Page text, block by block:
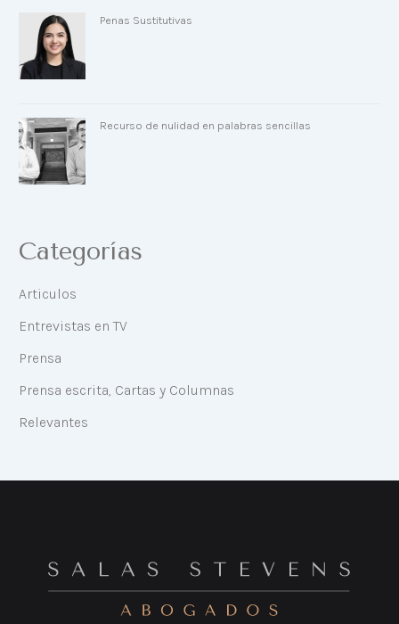
Penas Sustitutivas
Recurso de nulidad en palabras sencillas
Categorías
Articulos
Entrevistas en TV
Prensa
Prensa escrita, Cartas y Columnas
Relevantes